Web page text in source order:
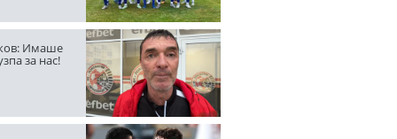
Имаше
за нас!